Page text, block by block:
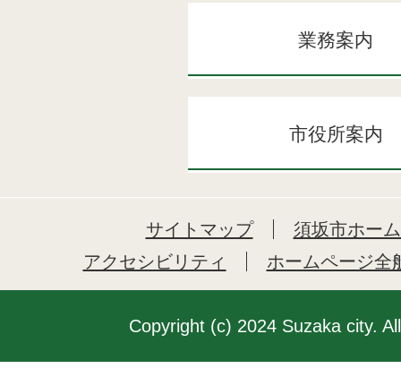
業務案内
市役所案内
サイトマップ
須坂市ホー
アクセシビリティ
ホームページ全
Copyright (c) 2024 Suzaka city.